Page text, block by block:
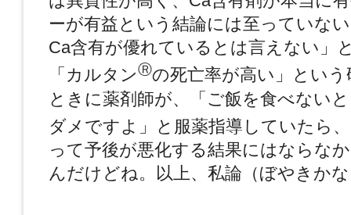
ーが有益という結論には至っていな
Ca含有が優れているとは言えない」
「カルタンⓇの死亡率が高い」とい
ときに薬剤師が、「ご飯を食べない
ダメですよ」と服薬指導していたら
って予後が悪化する結果にはならな
んだけどね。以上、私論（ぼやきか